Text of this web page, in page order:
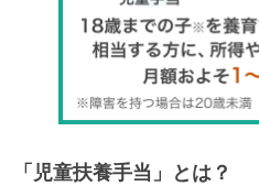
「 児童扶養手当 」とは？